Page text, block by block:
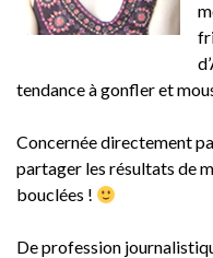
tendance à gonfler et
Concernée directement
partager les résultats de
bouclées !
De profession